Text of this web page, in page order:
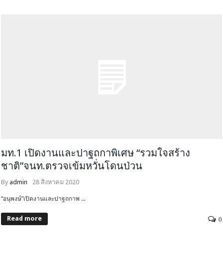
มท.1 เปิดงานและปาฐถกาพิเศษ “รวมใจสร้าง
ชาติ”จนท.ตรวจเข้มหวั่นโดนป่วน
By admin 28 สิงหาคม 2020
“อนุพงษ์”เปิดงานและปาฐถกาพ ...
Read more 0